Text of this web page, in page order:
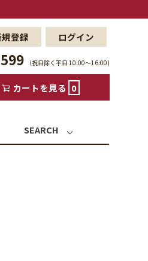
登録
ログイン
（祝日除く平日 10:00〜16:00)
カートを見る 0
SEARCH